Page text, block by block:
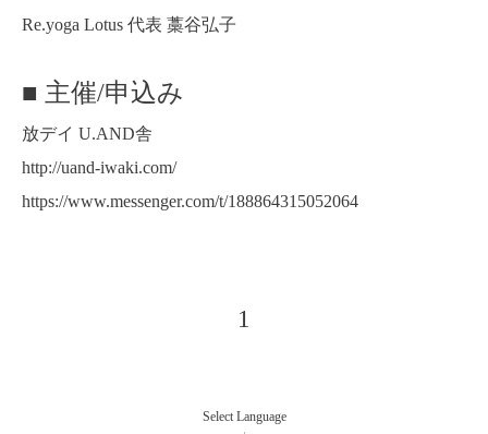
Re.yoga Lotus 代表 藁谷弘子
■ 主催/申込み
放デイ U.AND舎
http://uand-iwaki.com/
https://www.messenger.com/t/188864315052064
1
Select Language